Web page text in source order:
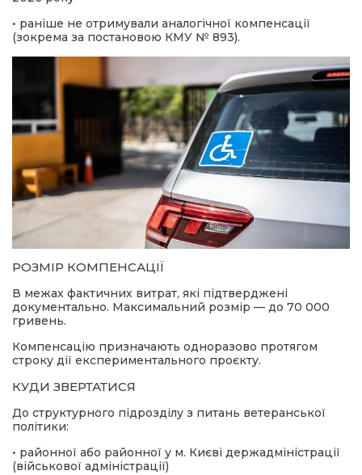
• раніше не отримували аналогічної компенсації
(зокрема за постановою КМУ № 893).
РОЗМІР КОМПЕНСАЦІЇ
В межах фактичних витрат, які підтверджені
документально. Максимальний розмір — до 70 000
гривень.
Компенсацію призначають одноразово протягом
строку дії експериментального проєкту.
КУДИ ЗВЕРТАТИСЯ
До структурного підрозділу з питань ветеранської
політики:
• районної або районної у м. Києві держадміністрації
(військової адміністрації)